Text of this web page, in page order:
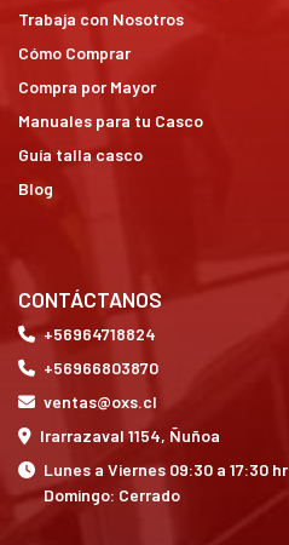
Trabaja con Nosotros
Cómo Comprar
Compra por Mayor
Manuales para tu Casco
Guía talla casco
Blog
CONTÁCTANOS
+56964718824
+56966803870
ventas@oxs.cl
Irarrazaval 1154, Ñuñoa
Lunes a Viernes 09:30 a 17:30
Domingo: Cerrado